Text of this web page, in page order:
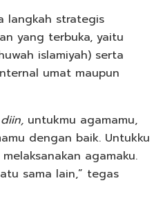
langkah strategis
yang terbuka, yaitu
islamiyah) serta
umat maupun
untukmu agamamu,
dengan baik. Untukku
agamaku.
sama lain,” tegas